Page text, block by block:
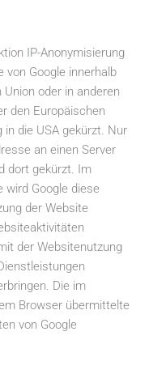
IP-Anonymisierung
von Google innerhalb
oder in anderen
den Europäischen
die USA gekürzt. Nur
an einen Server
dort gekürzt. Im
Google diese
der Website
der Websitenutzung
Die im
Browser übermittelte
von Google